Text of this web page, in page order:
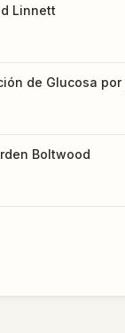
Linnett
de Glucosa
Boltwood